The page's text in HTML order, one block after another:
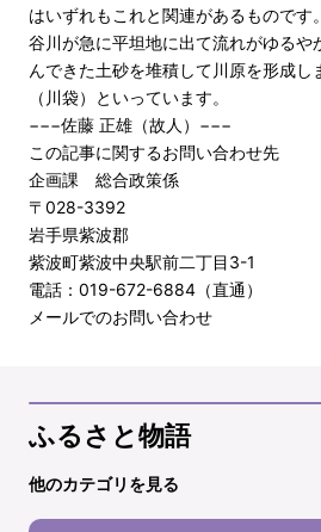
はいずれもこれと関連があるものです。
谷川が急に平坦地に出て流れがゆるや
んできた土砂を堆積して川原を形成し
（川袋）といっています。
−−−佐藤 正雄（故人）−−−
この記事に関するお問い合わせ先
企画課 総合政策係
〒028-3392
岩手県紫波郡
紫波町紫波中央駅前二丁目3-1
電話：019-672-6884（直通）
メールでのお問い合わせ
ふるさと物語
他のカテゴリを見る